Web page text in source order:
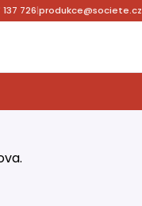
726|produkce@societe.cz